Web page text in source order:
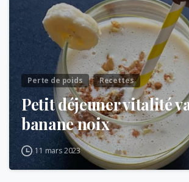
Perte de poids Recettes
Petit déjeuner vitalité
banane noix
11 mars 2023